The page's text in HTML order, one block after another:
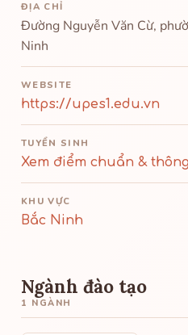
ĐỊA CHỈ
Đường Nguyễn Văn Cừ,
Ninh
WEBSITE
https://upes1.edu.vn
TUYỂN SINH
Xem điểm chuẩn &
KHU VỰC
Bắc Ninh
Ngành đào tạo
1 NGÀNH